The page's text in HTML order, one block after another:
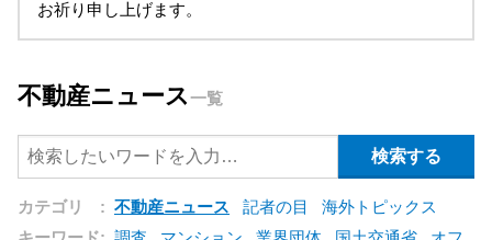
お祈り申し上げます。
不動産ニュース一覧
カテゴリ : 不動産ニュース 記者の目
海外トピックス